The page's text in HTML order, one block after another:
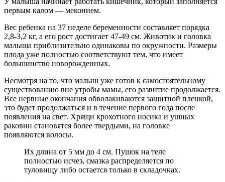
первым калом — меконием.
Вес ребенка на 37 неделе беременности составляет порядка
2,8-3,2 кг, а его рост достигает 47-49 см. Животик и головка
малыша приблизительно одинаковы по окружности. Размеры
плода уже полностью соответствуют тем, что имеет
большинство новорожденных.
Несмотря на то, что малыш уже готов к самостоятельному
существованию вне утробы мамы, его развитие продолжается.
Все нервные окончания обволакиваются защитной пленкой,
это будет продолжаться и в течение первого года после
появления на свет. Хрящи крохотного носика и ушных
раковин становятся более твердыми, на головке
появляются волосы.
Их длина от 5 мм до 4 см. Пушок на теле
полностью исчез, смазка распределяется по
туловищу либо остается только в складочках.